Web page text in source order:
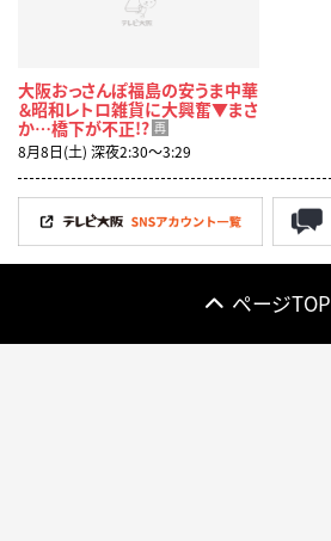
大阪おっさんぽ福島の安うま中華
＆昭和レトロ雑貨に大興奮▼まさ
か…橋下が不正!? 再
8月8日(土) 深夜2:30〜3:29
ページTOP